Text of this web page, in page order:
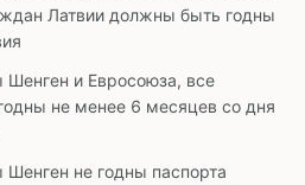
Латвии должны быть годны
Шенген и Евросоюза, все
не менее 6 месяцев со дня
не годны паспорта